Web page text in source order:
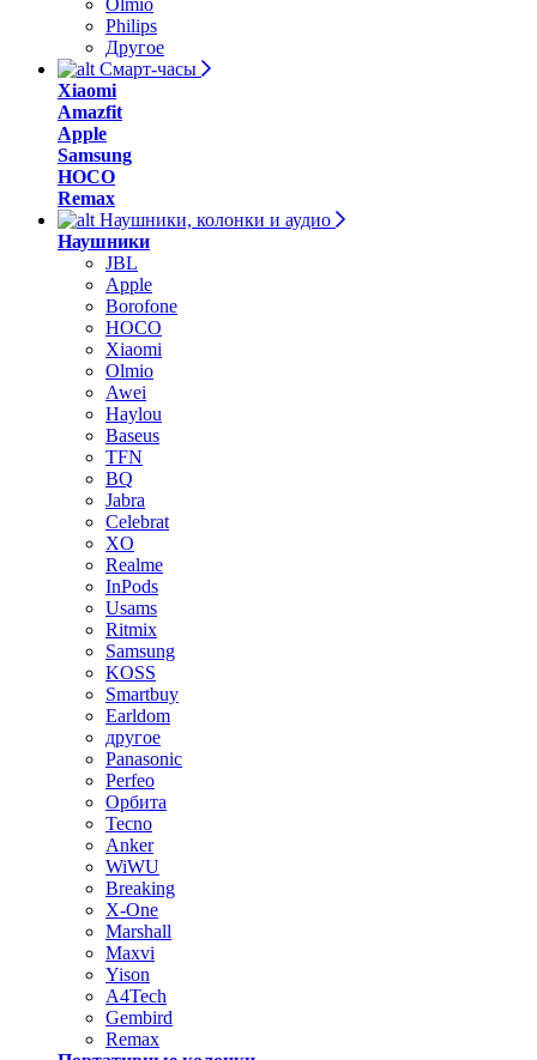
Philips
Другое
Смарт-часы
Xiaomi
Amazfit
Apple
Samsung
HOCO
Remax
Наушники, колонки и аудио
Наушники
JBL
Apple
Borofone
HOCO
Xiaomi
Olmio
Awei
Haylou
Baseus
TFN
BQ
Jabra
Celebrat
XO
Realme
InPods
Usams
Ritmix
Samsung
KOSS
Smartbuy
Earldom
другое
Panasonic
Perfeo
Орбита
Tecno
Anker
WiWU
Breaking
X-One
Marshall
Maxvi
Yison
A4Tech
Gembird
Remax